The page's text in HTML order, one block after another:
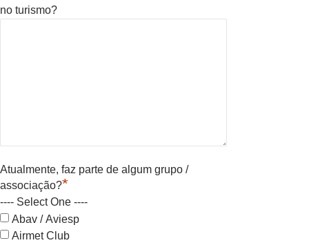
no turismo?
Atualmente, faz parte de algum grupo /
associação?*
---- Select One ----
Abav / Aviesp
Airmet Club